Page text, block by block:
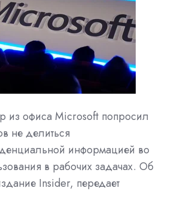
из офиса Microsoft попросил
не делиться
информацией во
в рабочих задачах. Об
Insider, передает